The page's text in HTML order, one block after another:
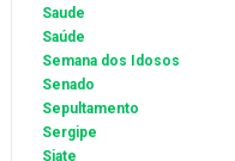
Saude
Saúde
Semana dos Idosos
Senado
Sepultamento
Sergipe
Siate